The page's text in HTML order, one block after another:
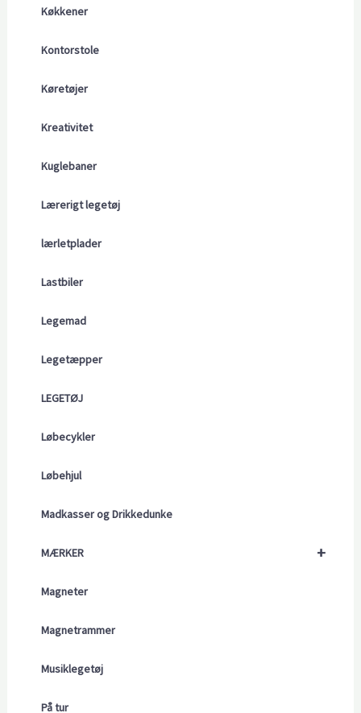
Køkkener
Kontorstole
Køretøjer
Kreativitet
Kuglebaner
Lærerigt legetøj
lærletplader
Lastbiler
Legemad
Legetæpper
LEGETØJ
Løbecykler
Løbehjul
Madkasser og Drikkedunke
+
MÆRKER
Magneter
Magnetrammer
Musiklegetøj
På tur